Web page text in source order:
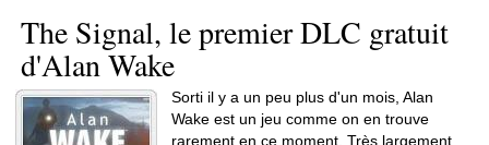
The Signal, le premier DLC gratuit
d'Alan Wake
Sorti il y a un peu plus d'un mois, Alan
Wake est un jeu comme on en trouve
rarement en ce moment. Très largement